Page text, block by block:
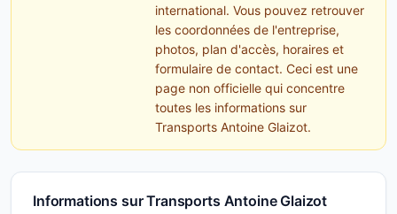
international. Vous pouvez retrouver
les coordonnées de l'entreprise,
photos, plan d'accès, horaires et
formulaire de contact. Ceci est une
page non officielle qui concentre
toutes les informations sur
Transports Antoine Glaizot.
Informations sur Transports Antoine Glaizot